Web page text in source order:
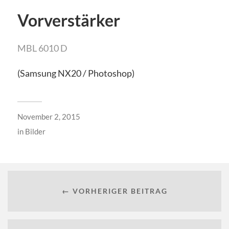
Vorverstärker
MBL 6010 D
(Samsung NX20 / Photoshop)
November 2, 2015
in Bilder
← VORHERIGER BEITRAG